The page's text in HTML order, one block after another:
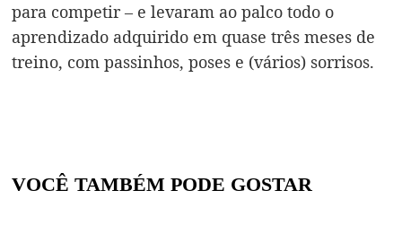
para competir – e levaram ao palco todo o
aprendizado adquirido em quase três meses de
treino, com passinhos, poses e (vários) sorrisos.
VOCÊ TAMBÉM PODE GOSTAR